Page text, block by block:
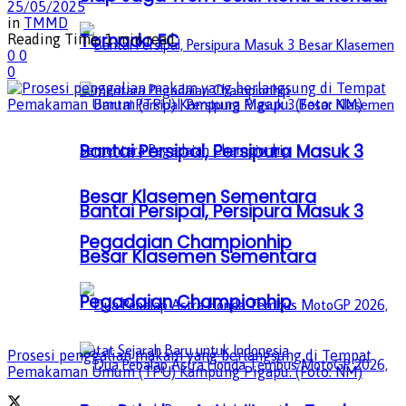
Bantai Persipal, Persipura Masuk 3
Besar Klasemen Sementara
Pegadaian Championhip
Tornado FC
Bantai Persipal, Persipura Masuk 3
Besar Klasemen Sementara
Pegadaian Championhip
25/05/2025
in TMMD
Reading Time: 1 min read
0 0
0
Prosesi penggalian makam yang berlangsung di Tempat
Pemakaman Umum (TPU) Kampung Pigapu. (Foto: NM)